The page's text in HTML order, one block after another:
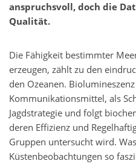
anspruchsvoll, doch die
Qualität.
Die Fähigkeit bestimmter
erzeugen, zählt zu den
den Ozeanen.
Kommunikationsmittel, als
Jagdstrategie und folgt
deren Effizienz und
Gruppen untersucht wird.
Küstenbeobachtungen so